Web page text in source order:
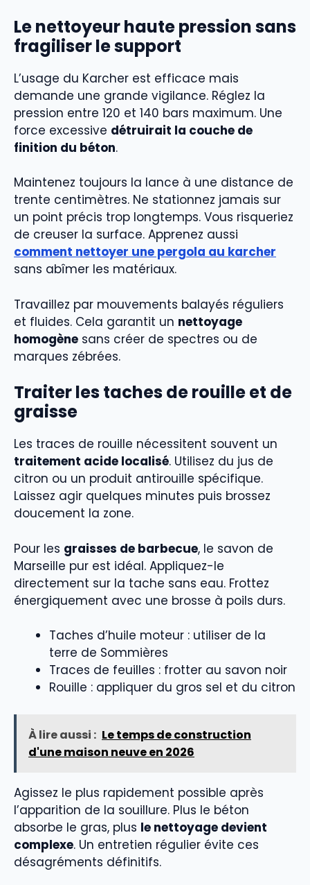
Le nettoyeur haute pression sans
fragiliser le support
L’usage du Karcher est efficace mais
demande une grande vigilance. Réglez la
pression entre 120 et 140 bars maximum. Une
force excessive détruirait la couche de
finition du béton.
Maintenez toujours la lance à une distance de
trente centimètres. Ne stationnez jamais sur
un point précis trop longtemps. Vous risqueriez
de creuser la surface. Apprenez aussi
comment nettoyer une pergola au karcher
sans abîmer les matériaux.
Travaillez par mouvements balayés réguliers
et fluides. Cela garantit un nettoyage
homogène sans créer de spectres ou de
marques zébrées.
Traiter les taches de rouille et de
graisse
Les traces de rouille nécessitent souvent un
traitement acide localisé. Utilisez du jus de
citron ou un produit antirouille spécifique.
Laissez agir quelques minutes puis brossez
doucement la zone.
Pour les graisses de barbecue, le savon de
Marseille pur est idéal. Appliquez-le
directement sur la tache sans eau. Frottez
énergiquement avec une brosse à poils durs.
Taches d’huile moteur : utiliser de la
terre de Sommières
Traces de feuilles : frotter au savon noir
Rouille : appliquer du gros sel et du citron
À lire aussi : Le temps de construction
d'une maison neuve en 2026
Agissez le plus rapidement possible après
l’apparition de la souillure. Plus le béton
absorbe le gras, plus le nettoyage devient
complexe. Un entretien régulier évite ces
désagréments définitifs.